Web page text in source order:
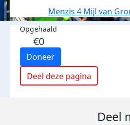
Menzis 4 Mijl van
Opgehaald
€0
Doneer
Deel deze pagina
Deel